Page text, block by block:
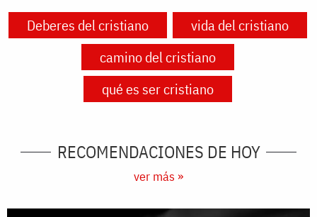
Deberes del cristiano
vida del cristiano
camino del cristiano
qué es ser cristiano
RECOMENDACIONES DE HOY
ver más »